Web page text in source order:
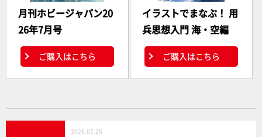
月刊ホビージャパン20
26年7月号
ご購入はこちら
イラストでまなぶ！ 用
兵思想入門 海・空編
ご購入はこちら
2026.07.25